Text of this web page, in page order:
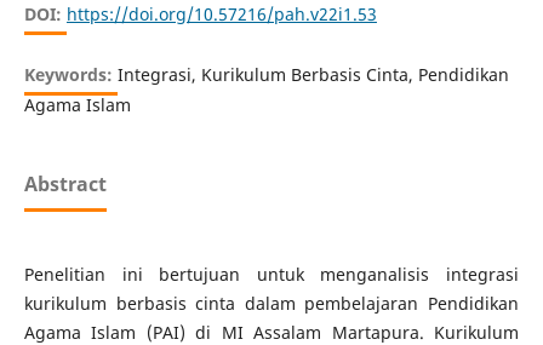
DOI: https://doi.org/10.57216/pah.v22i1.53
Keywords: Integrasi, Kurikulum Berbasis Cinta, Pendidikan
Agama Islam
Abstract
Penelitian ini bertujuan untuk menganalisis integrasi
kurikulum berbasis cinta dalam pembelajaran Pendidikan
Agama Islam (PAI) di MI Assalam Martapura. Kurikulum